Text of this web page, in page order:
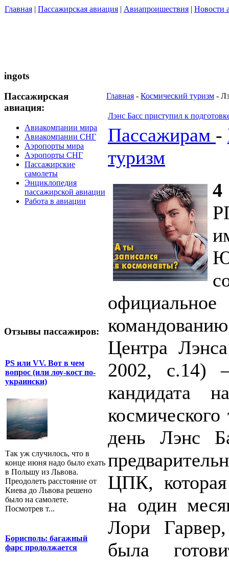
Главная | Пассажирская авиация | Авиапроишествия | Новости
ingots
Пассажирская
авиация:
Авиакомпании мира
Авиакомпании СНГ
Аэропорты мира
Аэропорты СНГ
Пассажирские
самолеты
Энциклопедия
пассажирской авиации
Работа в авиации
Отзывы пассажиров:
PS или VV. Вот в чем
вопрос (или лоу-кост по-
украински)
Так уж случилось, что в
конце июня надо было ехать
в Польшу из Львова.
Преодолеть расстояние от
Киева до Львова решено
было на самолете.
Посмотрев т...
Борисполь: багажный
фарс продолжается
Главная - Космический туризм -
Лэнс Басс приступил к
Пассажирам -
туризм
Центра
2002, с.14) –
кандидата
день Лэнс
ЦПК, которая
на один
Лори
была